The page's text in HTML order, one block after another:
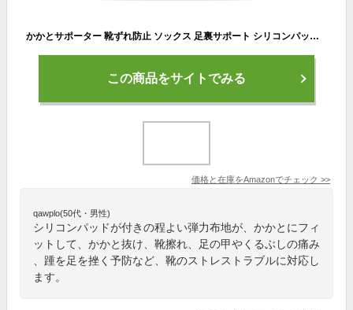
かかとサポーター 靴ずれ防止 ソックス 足裏サポート シリコンパッド付け シート衝撃緩和 足底筋膜 テーピング ヨガ 運動 歩行 立ち仕事 疲れ軽減 男女兼用 2サイズ Meidlan (S)
この商品をサイトでみる
価格と在庫をAmazonでチェック >>
qawplo(50代・男性)
シリコンパッドが付きの程よい弾力布地が、かかとにフィ
ットして、かかと抜け、靴擦れ、足の甲やくるぶしの痛み
、踵を足を挫く予防など、靴のストレストラブルに対応し
ます。